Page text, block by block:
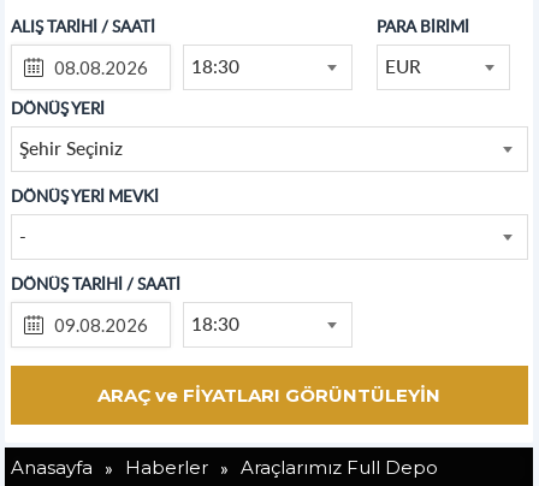
ALIŞ TARİHİ / SAATİ
18:30
PARA BİRİMİ
EUR
DÖNÜŞ YERİ
Şehir Seçiniz
DÖNÜŞ YERİ MEVKİ
-
DÖNÜŞ TARİHİ / SAATİ
18:30
Anasayfa » Haberler » Araçlarımız Full Depo